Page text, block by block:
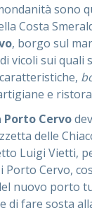
sono
Costa
, borgo sul
vicoli sui quali
e
Cervo
delle
Luigi Vietti,
Porto Cervo,
nuovo porto
di fare sosta